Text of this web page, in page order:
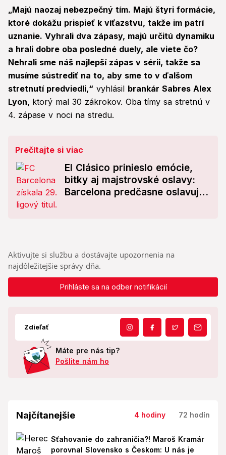
„Majú naozaj nebezpečný tím. Majú štyri formácie,
ktoré dokážu prispieť k víťazstvu, takže im patrí
uznanie. Vyhrali dva zápasy, majú určitú dynamiku
a hrali dobre oba posledné duely, ale viete čo?
Nehrali sme náš najlepší zápas v sérii, takže sa
musíme sústrediť na to, aby sme to v ďalšom
stretnutí predviedli,“ vyhlásil brankár Sabres Alex
Lyon, ktorý mal 30 zákrokov. Oba tímy sa stretnú v
4. zápase v noci na stredu.
Prečítajte si viac
El Clásico prinieslo emócie,
bitky aj majstrovské oslavy:
Barcelona predčasne oslavuje
Aktivujte si službu a dostávajte upozornenia na
najdôležitejšie správy dňa.
Prihláste sa na odber notifikácií
Zdieľať
Máte pre nás tip?
Pošlite nám ho
Najčítanejšie 4 hodiny 72 hodín
Sťahovanie do zahraničia?! Maroš Kramár
porovnal Slovensko s Českom: U nás je